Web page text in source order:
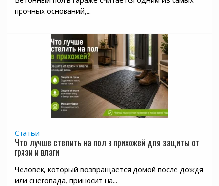
прочных оснований,...
Статьи
Что лучше стелить на пол в прихожей для защиты от
грязи и влаги
Человек, который возвращается домой после дождя
или снегопада, приносит на...